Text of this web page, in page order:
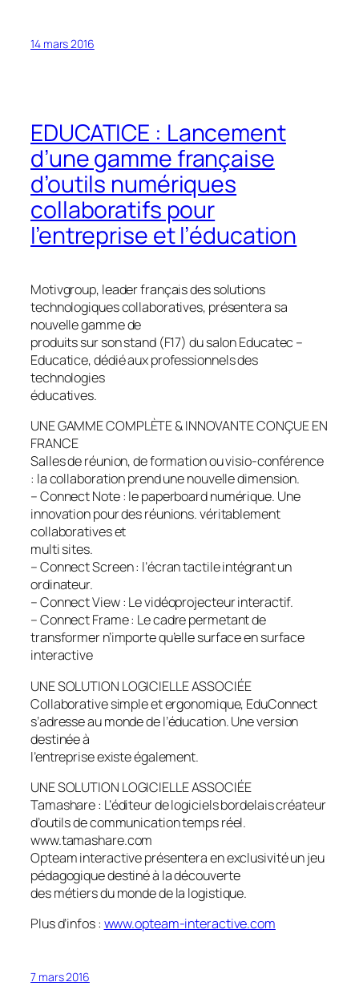
14 mars 2016
EDUCATICE : Lancement
d’une gamme française
d’outils numériques
collaboratifs pour
l’entreprise et l’éducation
Motivgroup, leader français des solutions
technologiques collaboratives, présentera sa
nouvelle gamme de
produits sur son stand (F17) du salon Educatec –
Educatice, dédié aux professionnels des
technologies
éducatives.
UNE GAMME COMPLÈTE & INNOVANTE CONÇUE EN
FRANCE
Salles de réunion, de formation ou visio-conférence
: la collaboration prend une nouvelle dimension.
– Connect Note : le paperboard numérique. Une
innovation pour des réunions. véritablement
collaboratives et
multi sites.
– Connect Screen : l’écran tactile intégrant un
ordinateur.
– Connect View : Le vidéoprojecteur interactif.
– Connect Frame : Le cadre permetant de
transformer n’importe qu’elle surface en surface
interactive
UNE SOLUTION LOGICIELLE ASSOCIÉE
Collaborative simple et ergonomique, EduConnect
s’adresse au monde de l’éducation. Une version
destinée à
l’entreprise existe également.
UNE SOLUTION LOGICIELLE ASSOCIÉE
Tamashare : L’éditeur de logiciels bordelais créateur
d’outils de communication temps réel.
www.tamashare.com
Opteam interactive présentera en exclusivité un jeu
pédagogique destiné à la découverte
des métiers du monde de la logistique.
Plus d’infos : www.opteam-interactive.com
7 mars 2016